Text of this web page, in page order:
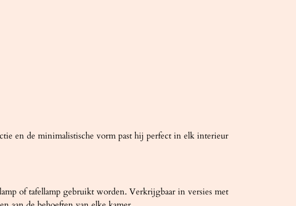
en de minimalistische vorm past hij perfect in elk interieur
of tafellamp gebruikt worden. Verkrijgbaar in versies met